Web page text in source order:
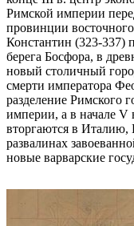
Римской империи
провинции
Константин (323-337)
берега Босфора, в
новый столичный
смерти императора
разделение Римского
империи, а в начале
вторгаются в
развалинах
новые варварские